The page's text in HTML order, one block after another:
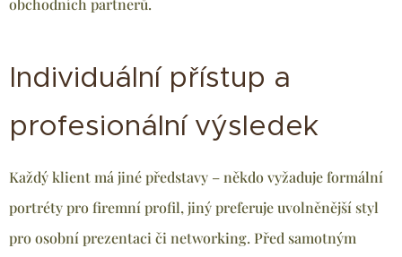
obchodních partnerů.
Individuální přístup a
profesionální výsledek
Každý klient má jiné představy – někdo vyžaduje formální
portréty pro firemní profil, jiný preferuje uvolněnější styl
pro osobní prezentaci či networking. Před samotným